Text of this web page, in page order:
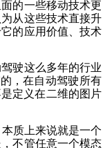
的一些移动技术更
从这些技术直接升
的应用价值、技术
驾驶这么多年的行业
，在自动驾驶所有
定义在二维的图片
质上来说就是一个
不管任意一个模态